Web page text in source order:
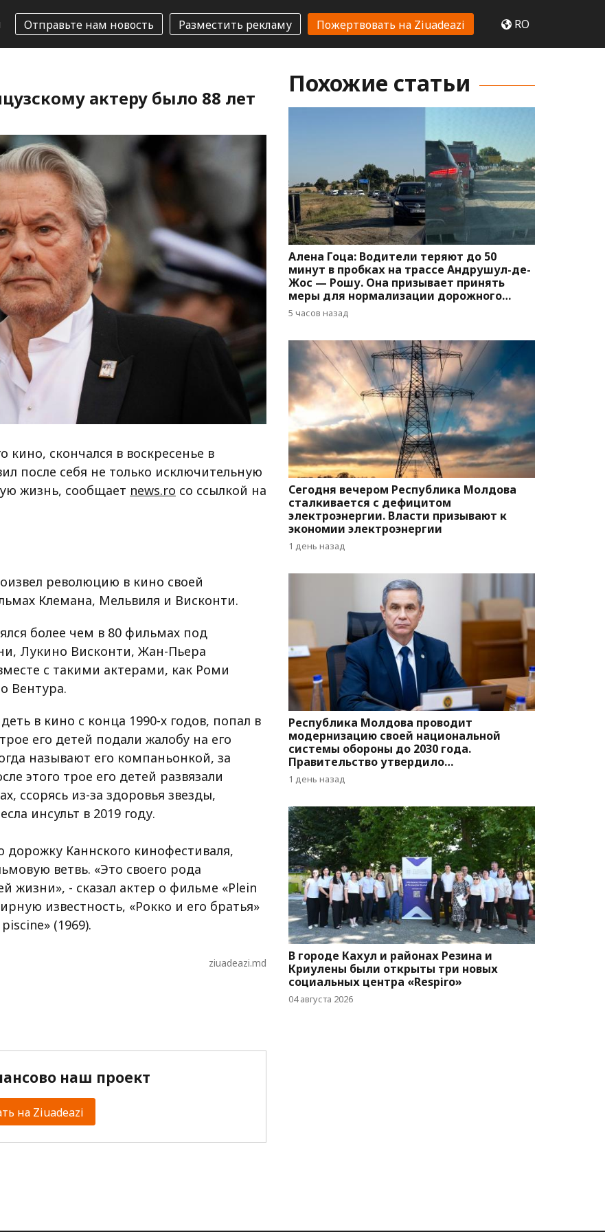
Отправьте нам новость Разместить рекламу Пожертвовать на Ziuadeazi RO
актеру было 88 лет
скончался в воскресенье в
после себя не только исключительную
жизнь, сообщает news.ro со ссылкой на
революцию в кино своей
Клемана, Мельвиля и Висконти.
более чем в 80 фильмах под
Лукино Висконти, Жан-Пьера
с такими актерами, как Роми
Вентура.
в кино с конца 1990-х годов, попал в
его детей подали жалобу на его
называют его компаньонкой, за
этого трое его детей развязали
ссорясь из-за здоровья звезды,
инсульт в 2019 году.
дорожку Каннского кинофестиваля,
ветвь. «Это своего рода
жизни», - сказал актер о фильме «Plein
известность, «Рокко и его братья»
(1969).
ziuadeazi.md
наш проект
на Ziuadeazi
Похожие статьи
Алена Гоца: Водители теряют до 50
минут в пробках на трассе Андрушул-де-
Жос — Рошу. Она призывает принять
меры для нормализации дорожного
движения
5 часов назад
Сегодня вечером Республика Молдова
сталкивается с дефицитом
электроэнергии. Власти призывают к
экономии электроэнергии
1 день назад
Республика Молдова проводит
модернизацию своей национальной
системы обороны до 2030 года.
Правительство утвердило
соответствующую программу
1 день назад
В городе Кахул и районах Резина и
Криулены были открыты три новых
социальных центра «Respiro»
04 августа 2026